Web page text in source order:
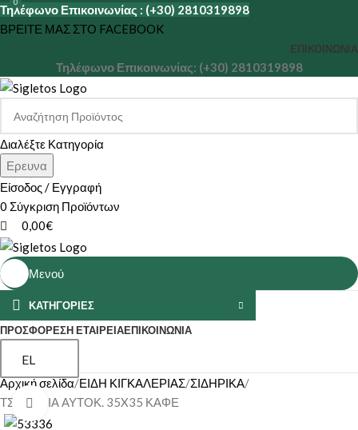
Τηλέφωνο Επικοινωνίας : (+30) 2810319898
ΒΡΕΙΤΕ ΜΑΣ ΣΤΟ FACEBOOK
ΕΠΙΚΟΙΝΩΝΊΑ
Τηλέφωνο Επικοινωνίας: (+30) 2810319898
Διαλέξτε Κατηγορία
Ερευνα
Είσοδος / Εγγραφή
0 Σύγκριση Προϊόντων
0
0,00€
Μενού
ΚΑΤΗΓΟΡΙΕΣ
ΠΡΟΣΦΟΡΕΣΗ ΕΤΑΙΡΕΊΑΕΠΙΚΟΙΝΩΝΊΑ
EL
Αρχική σελίδα ΕΙΔΗ ΚΙΓΚΑΛΕΡΙΑΣ ΣΙΔΗΡΙΚΑ
ΤΣΟΧΑΚΙΑ ΑΥΤΟΚ. 35X35 ΚΑΦΕ
Κάντε κλικ για μεγέθυνση